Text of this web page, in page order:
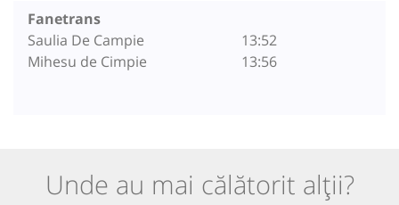
Fanetrans
Saulia De Campie
Mihesu de Cimpie
13:52
13:56
Unde au mai călătorit alții?